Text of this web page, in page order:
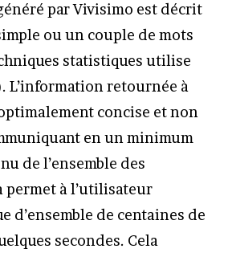
par Vivisimo est décrit
ou un couple de mots
statistiques utilise
L’information retournée à
concise et non
en un minimum
de l’ensemble des
permet à l’utilisateur
d’ensemble de centaines de
secondes. Cela